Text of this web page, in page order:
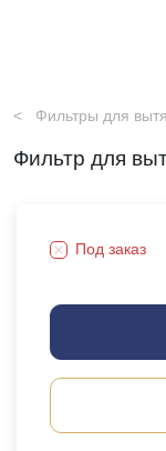
Фильтры для
Фильтр для
Под заказ